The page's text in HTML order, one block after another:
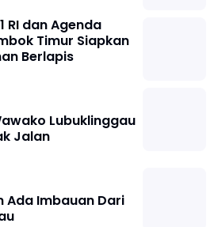
RI dan Agenda
Timur Siapkan
Berlapis
Lubuklinggau
Jalan
Ada Imbauan Dari